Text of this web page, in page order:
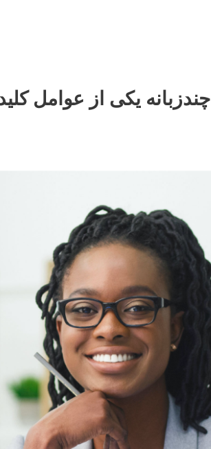
چندزبانه یکی از عوامل